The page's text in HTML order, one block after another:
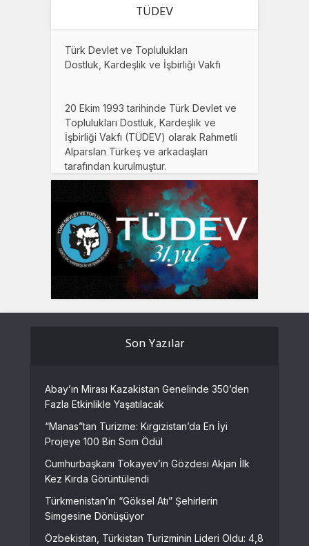
TÜDEV
Türk Devlet ve Toplulukları
Dostluk, Kardeşlik ve İşbirliği Vakfı
20 Ekim 1993 tarihinde Türk Devlet ve
Toplulukları Dostluk, Kardeşlik ve
İşbirliği Vakfı (TÜDEV) olarak Rahmetli
Alparslan Türkeş ve arkadaşları
tarafından kurulmuştur.
Son Yazılar
Abay’ın Mirası Kazakistan Genelinde 350’den
Fazla Etkinlikle Yaşatılacak
“Manas”tan Turizme: Kırgızistan’da En İyi
Projeye 100 Bin Som Ödül
Cumhurbaşkanı Tokayev’in Gözdesi Akjan İlk
Kez Kırda Görüntülendi
Türkmenistan’ın “Göksel Atı” Şehirlerin
Simgesine Dönüşüyor
Özbekistan, Türkistan Turizminin Lideri Oldu: 4,8